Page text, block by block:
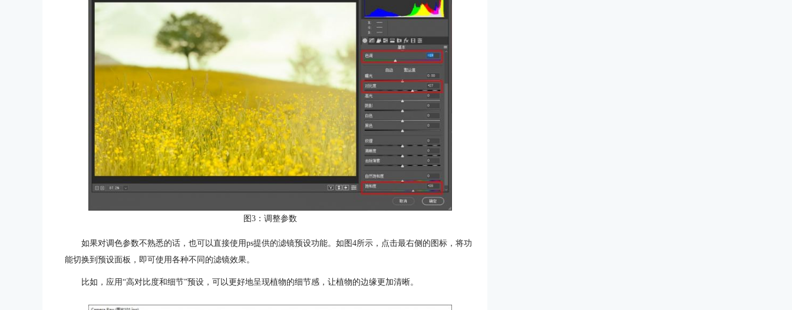
图3：调整参数
如果对调色参数不熟悉的话，也可以直接使用ps提供的滤镜预设功能。如图4所示，点击最右侧的图标，将功
能切换到预设面板，即可使用各种不同的滤镜效果。
比如，应用“高对比度和细节”预设，可以更好地呈现植物的细节感，让植物的边缘更加清晰。